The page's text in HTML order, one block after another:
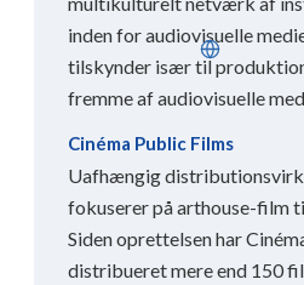
inden for audiovisuelle
tilskynder især til
fremme af audiovisuelle
Cinéma Public Films
Uafhængig
fokuserer på arthouse-film
Siden oprettelsen har
distribueret mere end 150